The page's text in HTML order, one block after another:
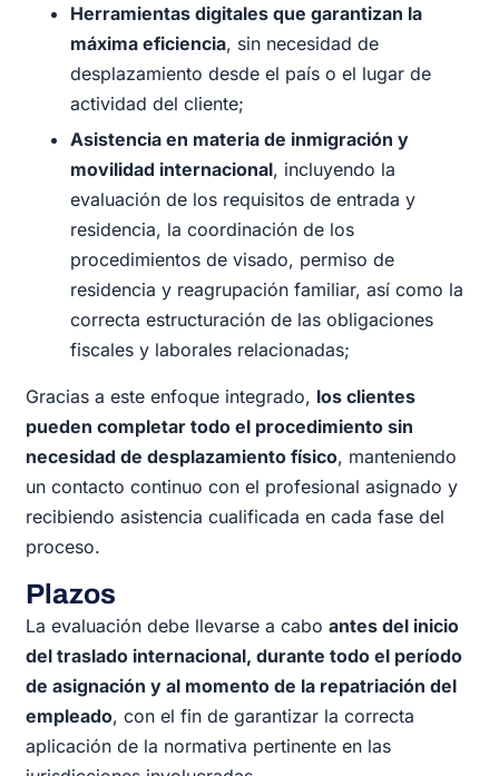
Herramientas digitales que garantizan la
máxima eficiencia, sin necesidad de
desplazamiento desde el país o el lugar de
actividad del cliente;
Asistencia en materia de inmigración y
movilidad internacional, incluyendo la
evaluación de los requisitos de entrada y
residencia, la coordinación de los
procedimientos de visado, permiso de
residencia y reagrupación familiar, así como la
correcta estructuración de las obligaciones
fiscales y laborales relacionadas;
Gracias a este enfoque integrado, los clientes
pueden completar todo el procedimiento sin
necesidad de desplazamiento físico, manteniendo
un contacto continuo con el profesional asignado y
recibiendo asistencia cualificada en cada fase del
proceso.
Plazos
La evaluación debe llevarse a caboantes del inicio
del traslado internacional, durante todo el período
de asignación y al momento de la repatriación del
empleado, con el fin de garantizar la correcta
aplicación de la normativa pertinente en las